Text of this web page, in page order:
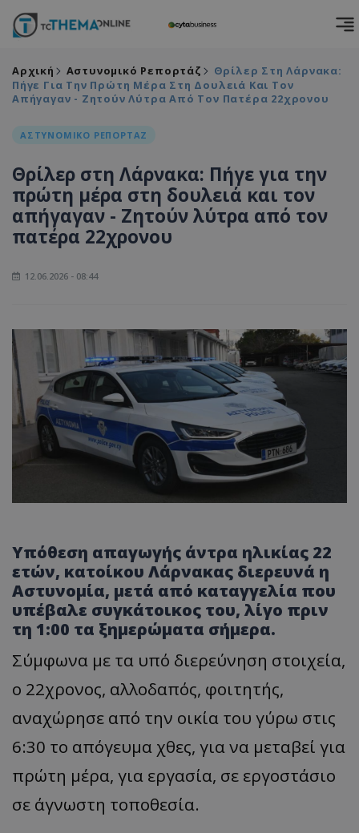
Αρχική Αστυνομικό Ρεπορτάζ
Θρίλερ Στη Λάρνακα:
Πήγε Για Την Πρώτη Μέρα Στη Δουλειά Και Τον
Απήγαγαν - Ζητούν Λύτρα Από Τον Πατέρα 22χρονου
ΑΣΤΥΝΟΜΙΚΟ ΡΕΠΟΡΤΑΖ
Θρίλερ στη Λάρνακα: Πήγε για την
πρώτη μέρα στη δουλειά και τον
απήγαγαν - Ζητούν λύτρα από τον
πατέρα 22χρονου
12.06.2026 - 08:44
Υπόθεση απαγωγής άντρα ηλικίας 22
ετών, κατοίκου Λάρνακας διερευνά η
Αστυνομία, μετά από καταγγελία που
υπέβαλε συγκάτοικος του, λίγο πριν
τη 1:00 τα ξημερώματα σήμερα.
Σύμφωνα με τα υπό διερεύνηση στοιχεία,
ο 22χρονος, αλλοδαπός, φοιτητής,
αναχώρησε από την οικία του γύρω στις
6:30 το απόγευμα χθες, για να μεταβεί για
πρώτη μέρα, για εργασία, σε εργοστάσιο
σε άγνωστη τοποθεσία.